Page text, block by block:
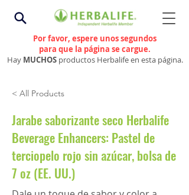
Por favor, espere unos segundos
para que la página se cargue.
Hay MUCHOS productos Herbalife en esta página.
< All Products
Jarabe saborizante seco Herbalife
Beverage Enhancers: Pastel de
terciopelo rojo sin azúcar, bolsa de
7 oz (EE. UU.)